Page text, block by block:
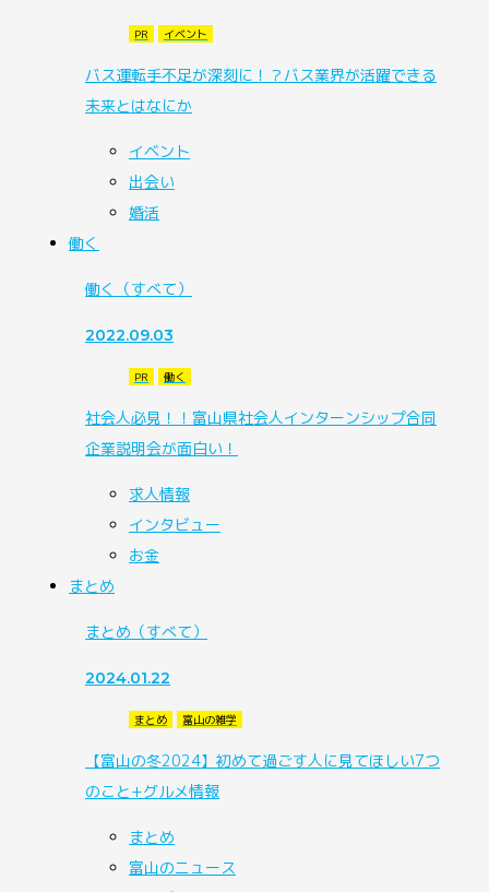
PR イベント
バス運転手不足が深刻に！？バス業界が活躍できる
未来とはなにか
イベント
出会い
婚活
働く
働く （すべて）
2022.09.03
PR 働く
社会人必見！！富山県社会人インターンシップ合同
企業説明会が面白い！
求人情報
インタビュー
お金
まとめ
まとめ （すべて）
2024.01.22
まとめ 富山の雑学
【富山の冬2024】初めて過ごす人に見てほしい7つ
のこと+グルメ情報
まとめ
富山のニュース